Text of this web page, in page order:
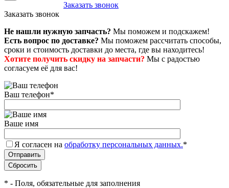
Заказать звонок
Заказать звонок
Не нашли нужную запчасть? Мы поможем и подскажем!
Есть вопрос по доставке? Мы поможем рассчитать способы,
сроки и стоимость доставки до места, где вы находитесь!
Хотите получить скидку на запчасти? Мы с радостью
согласуем её для вас!
Ваш телефон*
Ваше имя
Я согласен на обработку персональных данных.*
* - Поля, обязательные для заполнения